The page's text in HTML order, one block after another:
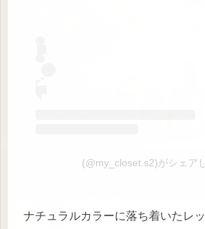
(@my_closet.s2)がシェア
ナチュラルカラーに落ち着いたレ